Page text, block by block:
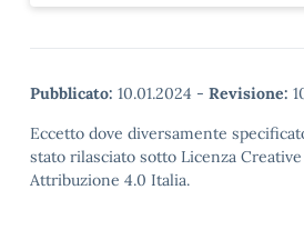
Pubblicato: 10.01.2024 - Revisione:
Eccetto dove diversamente
stato rilasciato sotto Licenza
Attribuzione 4.0 Italia.